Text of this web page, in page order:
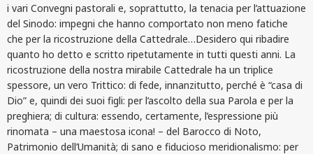
i vari Convegni pastorali e, soprattutto, la tenacia per l’attuazione
del Sinodo: impegni che hanno comportato non meno fatiche
che per la ricostruzione della Cattedrale…Desidero qui ribadire
quanto ho detto e scritto ripetutamente in tutti questi anni. La
ricostruzione della nostra mirabile Cattedrale ha un triplice
spessore, un vero Trittico: di fede, innanzitutto, perché è “casa di
Dio” e, quindi dei suoi figli: per l’ascolto della sua Parola e per la
preghiera; di cultura: essendo, certamente, l’espressione più
rinomata – una maestosa icona! – del Barocco di Noto,
Patrimonio dell’Umanità; di sano e fiducioso meridionalismo: per